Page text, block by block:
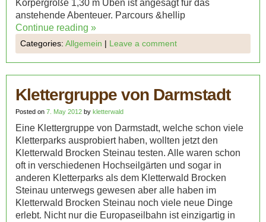
Körpergröße 1,30 m Üben ist angesagt für das
anstehende Abenteuer. Parcours &hellip
Continue reading »
Categories: Allgemein | Leave a comment
Klettergruppe von Darmstadt
Posted on 7. May 2012 by kletterwald
Eine Klettergruppe von Darmstadt, welche schon viele
Kletterparks ausprobiert haben, wollten jetzt den
Kletterwald Brocken Steinau testen. Alle waren schon
oft in verschiedenen Hochseilgärten und sogar in
anderen Kletterparks als dem Kletterwald Brocken
Steinau unterwegs gewesen aber alle haben im
Kletterwald Brocken Steinau noch viele neue Dinge
erlebt. Nicht nur die Europaseilbahn ist einzigartig in